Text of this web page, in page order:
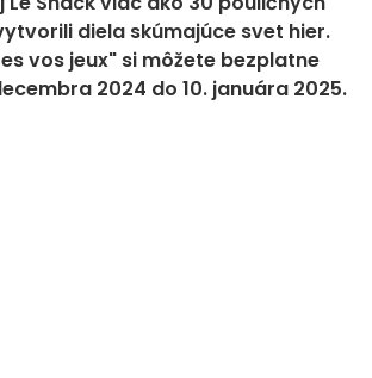
diela skúmajúce svet hier.
vos jeux" si môžete bezplatne
2024 do 10. januára 2025.